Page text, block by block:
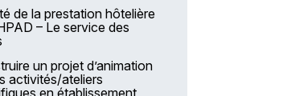
de la prestation hôtelière
– Le service des
un projet d’animation
activités/ateliers
en établissement